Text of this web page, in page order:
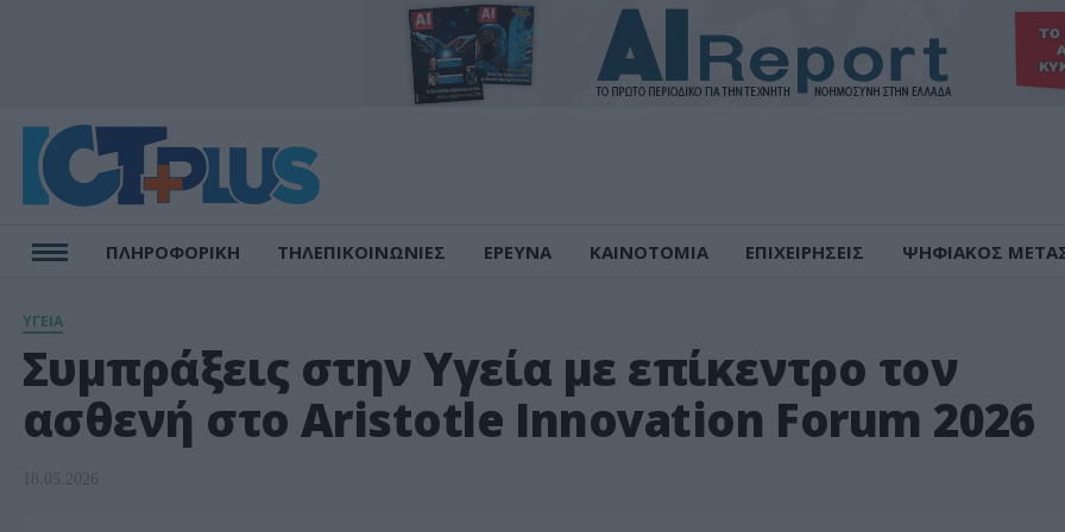
ΠΛΗΡΟΦΟΡΙΚΗ ΤΗΛΕΠΙΚΟΙΝΩΝΙΕΣ ΕΡΕΥΝΑ ΚΑΙΝΟΤΟΜΙΑ ΕΠΙΧΕΙΡΗΣΕΙΣ ΨΗΦΙΑΚΟΣ
ΥΓΕΙΑ
Συμπράξεις στην Υγεία με επίκεντρο τον
ασθενή στο Aristotle Innovation Forum 2026
18.05.2026